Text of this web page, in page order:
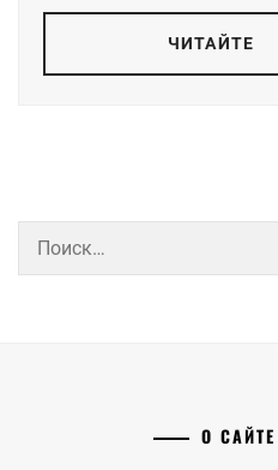
ЧИТАЙТЕ
О САЙТЕ